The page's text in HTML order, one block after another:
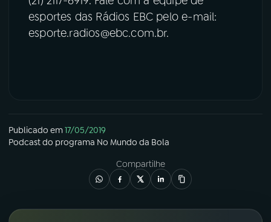
esportes das Rádios EBC pelo e-mail:
esporte.radios@ebc.com.br.
Publicado em17/05/2019
Podcastdo programa No Mundo da Bola
Compartilhe